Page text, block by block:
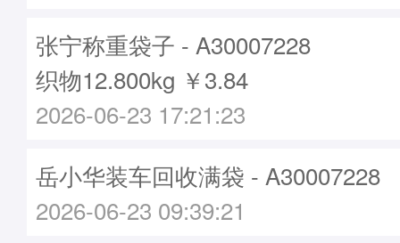
张宁称重袋子 - A30007228
织物12.800kg ￥3.84
2026-06-23 17:21:23
岳小华装车回收满袋 - A30007228
2026-06-23 09:39:21